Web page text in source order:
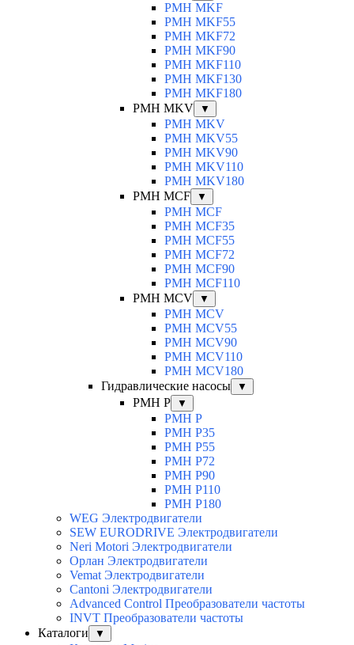
PMH MKF
PMH MKF55
PMH MKF72
PMH MKF90
PMH MKF110
PMH MKF130
PMH MKF180
PMH MKV
▼
PMH MKV
PMH MKV55
PMH MKV90
PMH MKV110
PMH MKV180
PMH MCF
▼
PMH MCF
PMH MCF35
PMH MCF55
PMH MCF72
PMH MCF90
PMH MCF110
PMH MCV
▼
PMH MCV
PMH MCV55
PMH MCV90
PMH MCV110
PMH MCV180
Гидравлические насосы
▼
PMH P ▼
PMH P
PMH P35
PMH P55
PMH P72
PMH P90
PMH P110
PMH P180
WEG Электродвигатели
SEW EURODRIVE Электродвигатели
Neri Motori Электродвигатели
Орлан Электродвигатели
Vemat Электродвигатели
Cantoni Электродвигатели
Advanced Control Преобразователи частоты
INVT Преобразователи частоты
Каталоги
▼